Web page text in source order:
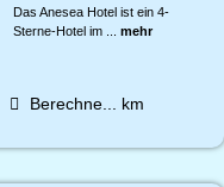
Das Anesea Hotel ist ein 4-
Sterne-Hotel im ... mehr
Berechne... km